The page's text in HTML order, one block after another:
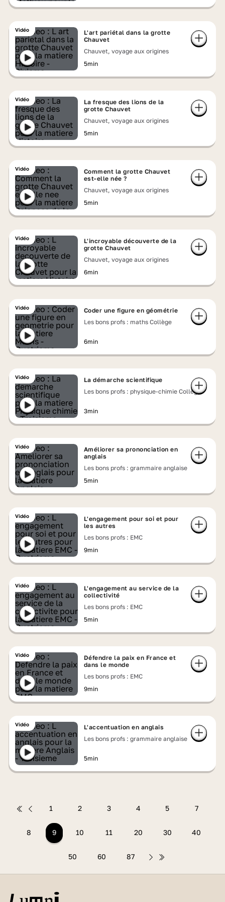
Vidéo
L'art pariétal dans la grotte
Chauvet
Chauvet, voyage aux origines
5min
Vidéo
La fresque des lions de la
grotte Chauvet
Chauvet, voyage aux origines
5min
Vidéo
Comment la grotte Chauvet
est-elle née ?
Chauvet, voyage aux origines
5min
Vidéo
L'incroyable découverte de la
grotte Chauvet
Chauvet, voyage aux origines
6min
Vidéo
Coder une figure en géométrie
Les bons profs : maths Collège
6min
Vidéo
La démarche scientifique
Les bons profs : physique-chimie Collège
3min
Vidéo
Améliorer sa prononciation en
anglais
Les bons profs : grammaire anglaise
5min
Vidéo
L'engagement pour soi et pour
les autres
Les bons profs : EMC
9min
Vidéo
L'engagement au service de la
collectivité
Les bons profs : EMC
5min
Vidéo
Défendre la paix en France et
dans le monde
Les bons profs : EMC
9min
Vidéo
L'accentuation en anglais
Les bons profs : grammaire anglaise
5min
1 2 3 4 5 7
8 9 10 11 20 30 40
50 60 87